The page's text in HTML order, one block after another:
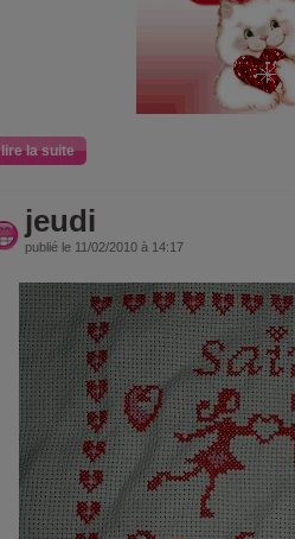
lire la suite
jeudi
publié le 11/02/2010 à 14:17